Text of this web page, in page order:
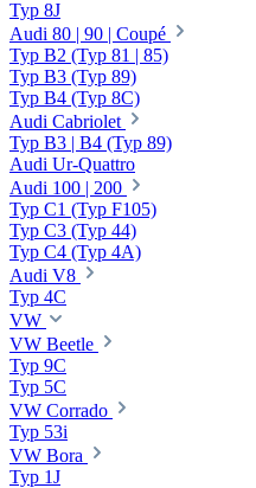
Typ 8J
Audi 80 | 90 | Coupé
Typ B2 (Typ 81 | 85)
Typ B3 (Typ 89)
Typ B4 (Typ 8C)
Audi Cabriolet
Typ B3 | B4 (Typ 89)
Audi Ur-Quattro
Audi 100 | 200
Typ C1 (Typ F105)
Typ C3 (Typ 44)
Typ C4 (Typ 4A)
Audi V8
Typ 4C
VW
VW Beetle
Typ 9C
Typ 5C
VW Corrado
Typ 53i
VW Bora
Typ 1J